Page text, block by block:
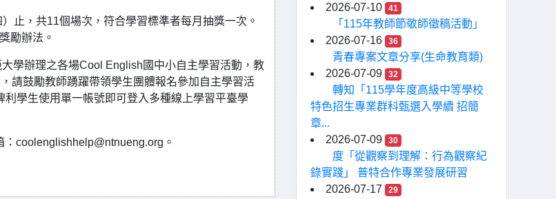
止，共11個場次，符合學習標準者每月抽獎一次。
勵辦法。
學辦理之各場Cool English國中小自主學習活動，教
請鼓勵教師踴躍帶領學生團體報名參加自主學習活
學生使用單一帳號即可登入多種線上學習平臺學
coolenglishhelp@ntnueng.org。
2026-07-10
41
「115年教師節敬師徵稿活動」
2026-07-16
36
青春專案文章分享(生命教育類)
2026-07-09
32
轉知「115學年度高級中等學校
特色招生專業群科甄選入學續 招簡
章...
2026-07-09
30
度「從觀察到理解：行為觀察紀
錄實踐」 普特合作專業發展研習
2026-07-17
29